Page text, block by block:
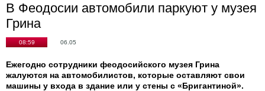
В Феодосии автомобили паркуют у музея
Грина
08:59 06.05
Ежегодно сотрудники феодосийского музея Грина
жалуются на автомобилистов, которые оставляют свои
машины у входа в здание или у стены с «Бригантиной».